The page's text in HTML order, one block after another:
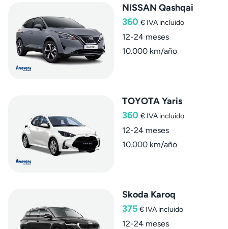
NISSAN Qashqai
360 € IVA incluido
12-24 meses
10.000 km/año
TOYOTA Yaris
360 € IVA incluido
12-24 meses
10.000 km/año
Skoda Karoq
375 € IVA incluido
12-24 meses